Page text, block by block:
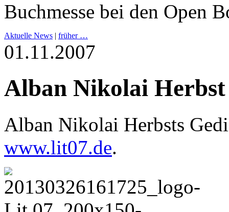
Buchmesse bei den Open
Aktuelle News | früher …
01.11.2007
Alban Nikolai Herbst
Alban Nikolai Herbsts
www.lit07.de.